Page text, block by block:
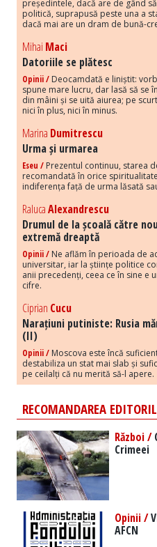
președintele, dacă are de gând
politică, suprapusă peste una a
dacă mai are un dram de bună-
Mihai Maci
Datoriile se plătesc
Opinii / Deocamdată e liniștit:
spune mare lucru, dar lasă să se
din mâini și se uită aiurea; pe
nici în plus, nici în minus.
Marina Dumitrescu
Urma și urmarea
Eseu / Prezentul continuu, starea
recomandată în orice
indiferența față de urma lăsată
RalucaAlexandrescu
Drumul de la școală către
extremă dreaptă
Opinii / Ne aflăm în perioada de
universitar, iar la științe politice
anii precedenți, ceea ce în sine e
cifre.
Ciprian Cucu
Narațiuni putiniste: Rusia
(II)
Opinii / Moscova este încă
destabiliza un stat mai slab și
pe ceilalți că nu merită să-l apere.
RECOMANDAREA
Război /
Crimeei
Opinii /
AFCN